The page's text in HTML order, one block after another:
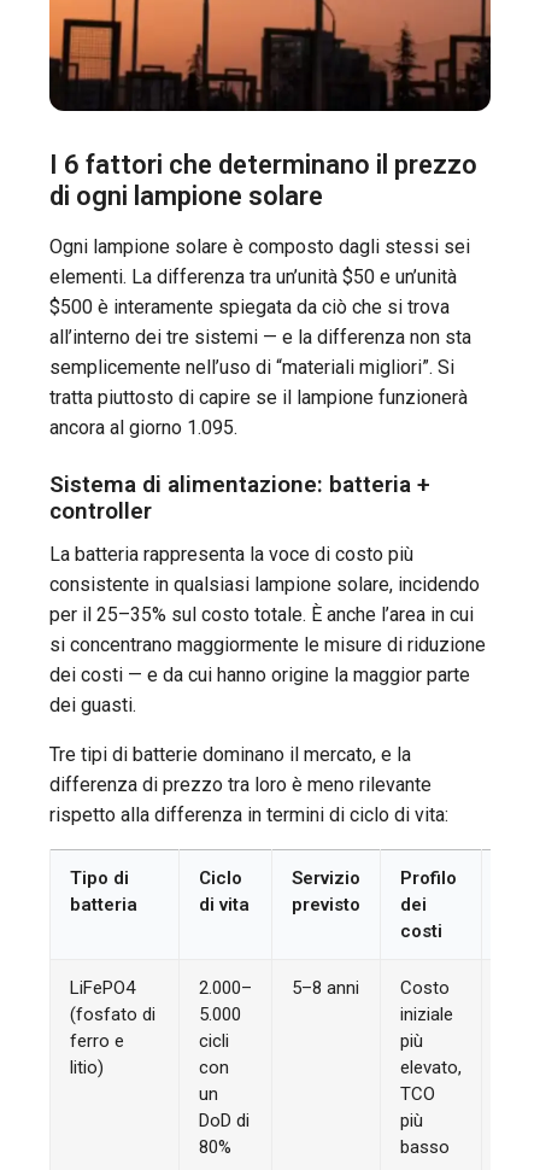
I 6 fattori che determinano il prezzo
di ogni lampione solare
Ogni lampione solare è composto dagli stessi sei
elementi. La differenza tra un’unità $50 e un’unità
$500 è interamente spiegata da ciò che si trova
all’interno dei tre sistemi — e la differenza non sta
semplicemente nell’uso di “materiali migliori”. Si
tratta piuttosto di capire se il lampione funzionerà
ancora al giorno 1.095.
Sistema di alimentazione: batteria +
controller
La batteria rappresenta la voce di costo più
consistente in qualsiasi lampione solare, incidendo
per il 25–35% sul costo totale. È anche l’area in cui
si concentrano maggiormente le misure di riduzione
dei costi — e da cui hanno origine la maggior parte
dei guasti.
Tre tipi di batterie dominano il mercato, e la
differenza di prezzo tra loro è meno rilevante
rispetto alla differenza in termini di ciclo di vita:
Tipo di
batteria
Ciclo
di vita
Servizio
previsto
Profilo
dei
costi
LiFePO4
(fosfato di
ferro e
litio)
2.000–
5.000
cicli
con
un
DoD di
80%
5–8 anni
Costo
iniziale
più
elevato,
TCO
più
basso